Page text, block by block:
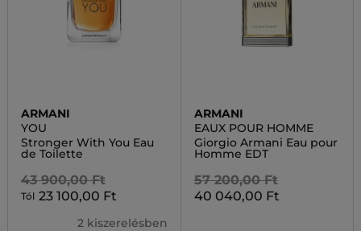
ARMANI
YOU
Stronger With You Eau
de Toilette
43 900,00 Ft
Tól 23 100,00 Ft
2 kiszerelésben
ARMANI
EAUX POUR HOMME
Giorgio Armani Eau pour
Homme EDT
57 200,00 Ft
40 040,00 Ft